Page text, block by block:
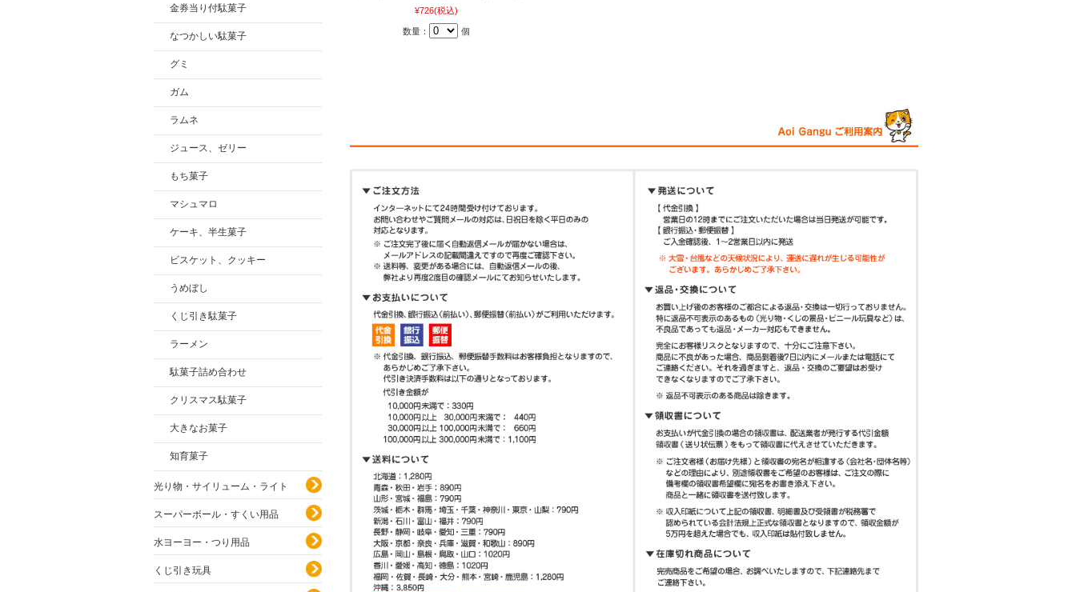
¥726(税込)
数量： 個
金券当り付駄菓子
なつかしい駄菓子
グミ
ガム
ラムネ
ジュース、ゼリー
もち菓子
マシュマロ
ケーキ、半生菓子
ビスケット、クッキー
うめぼし
くじ引き駄菓子
ラーメン
駄菓子詰め合わせ
クリスマス駄菓子
大きなお菓子
知育菓子
光り物・サイリューム・ライト
スーパーボール・すくい用品
水ヨーヨー・つり用品
くじ引き玩具